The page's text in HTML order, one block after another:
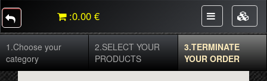
:0.00 €
1.Choose your
category
2.SELECT YOUR
PRODUCTS
3.TERMINATE
YOUR ORDER